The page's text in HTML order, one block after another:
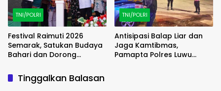
TNI/POLRI
Festival Raimuti 2026
Semarak, Satukan Budaya
Bahari dan Dorong
TNI/POLRI
Antisipasi Balap Liar dan
Jaga Kamtibmas,
Pamapta Polres Luwu
Tinggalkan Balasan